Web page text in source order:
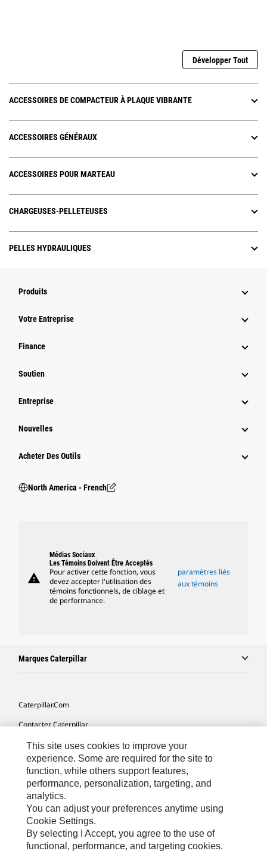
Développer Tout
ACCESSOIRES DE COMPACTEUR À PLAQUE VIBRANTE
ACCESSOIRES GÉNÉRAUX
ACCESSOIRES POUR MARTEAU
CHARGEUSES-PELLETEUSES
PELLES HYDRAULIQUES
Produits
Votre Entreprise
Finance
Soutien
Entreprise
Nouvelles
Acheter Des Outils
North America - French
warning
Médias Sociaux
Les Témoins Doivent Être Acceptés
Pour activer cette fonction, vous
devez accepter l'utilisation des
témoins fonctionnels, de ciblage et
de performance.
paramètres liés
aux témoins
Marques Caterpillar
Caterpillar.com
Contacter Caterpillar
Mes Préférences Marketing
Plan Du Site
Cookie Settings
Légales
Confidentialité
This site uses cookies to improve your
experience. Some are required for the site to
function, while others support features,
performance, personalization, targeting, and
analytics.
You can adjust your preferences anytime using
Cookie Settings.
By selecting I Accept, you agree to the use of
functional, performance, and targeting cookies.